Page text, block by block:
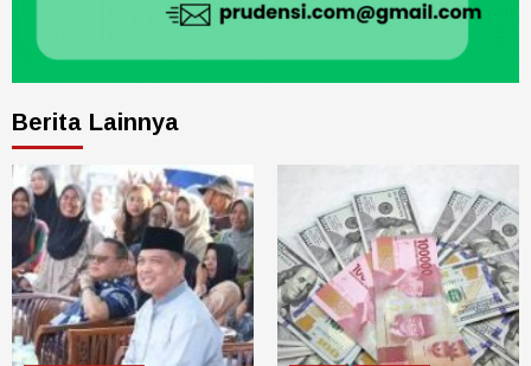
Berita Lainnya